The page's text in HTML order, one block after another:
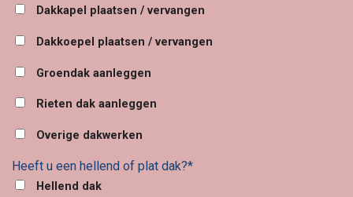
Dakkapel plaatsen / vervangen
Dakkoepel plaatsen / vervangen
Groendak aanleggen
Rieten dak aanleggen
Overige dakwerken
Heeft u een hellend of plat dak?*
Hellend dak